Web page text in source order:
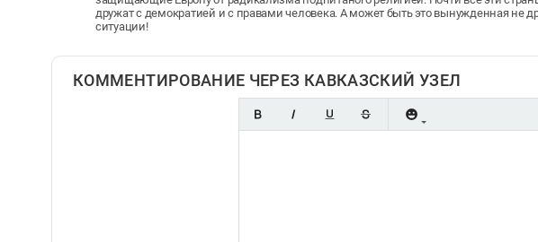
дружат с демократией и с правами человека. А может быть это вынужденная не
ситуации!
КОММЕНТИРОВАНИЕ ЧЕРЕЗ КАВКАЗСКИЙ УЗЕЛ